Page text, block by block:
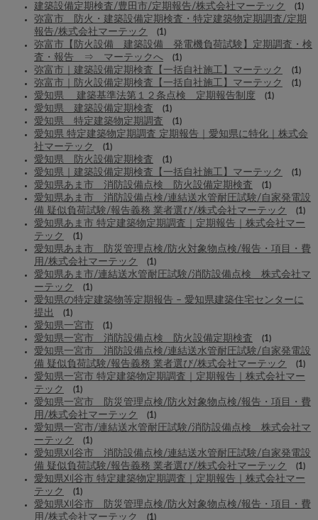
建築設備定期検査/豊田市/定期報告/株式会社マーテック (1)
弥富市 防火・建築設備定期検査・特定建築物定期調査/定期
報告/株式会社マーテック
(1)
弥富市【防火設備 建築設備 発電機負荷試験】定期調査・検
査・報告 ⇒ マーテックへ
(1)
弥富市｜建築設備定期検査【一括自社施工】マーテック (1)
弥富市｜防火設備定期検査【一括自社施工】マーテック (1)
愛知県 建築基準法第１２条点検 定期報告制度 (1)
愛知県 建築設備定期検査 (1)
愛知県 特定建築物定期調査 (1)
愛知県 特定建築物定期調査 定期報告｜愛知県に特化｜株式会
社マーテック
(1)
愛知県 防火設備定期検査 (1)
愛知県｜建築設備定期検査【一括自社施工】マーテック (1)
愛知県あま市 消防設備点検 防火設備定期検査 (1)
愛知県あま市 消防設備点検/連結送水管耐圧試験/自家発電設
備 疑似負荷試験/報告義務 業者選び/株式会社マーテック
(1)
愛知県あま市 特定建築物定期調査｜定期報告｜株式会社マー
テック
(1)
愛知県あま市 防災管理点検/防火対象物点検/報告・項目・費
用/株式会社マーテック
(1)
愛知県あま市/連結送水管耐圧試験/消防設備点検 株式会社マ
ーテック
(1)
愛知県の特定建築物等定期報告 – 愛知県建築住宅センターに
提出
(1)
愛知県一宮市 (1)
愛知県一宮市 消防設備点検 防火設備定期検査 (1)
愛知県一宮市 消防設備点検/連結送水管耐圧試験/自家発電設
備 疑似負荷試験/報告義務 業者選び/株式会社マーテック
(1)
愛知県一宮市 特定建築物定期調査｜定期報告｜株式会社マー
テック
(1)
愛知県一宮市 防災管理点検/防火対象物点検/報告・項目・費
用/株式会社マーテック
(1)
愛知県一宮市/連結送水管耐圧試験/消防設備点検 株式会社マ
ーテック
(1)
愛知県刈谷市 消防設備点検/連結送水管耐圧試験/自家発電設
備 疑似負荷試験/報告義務 業者選び/株式会社マーテック
(1)
愛知県刈谷市 特定建築物定期調査｜定期報告｜株式会社マー
テック
(1)
愛知県刈谷市 防災管理点検/防火対象物点検/報告・項目・費
用/株式会社マーテック
(1)